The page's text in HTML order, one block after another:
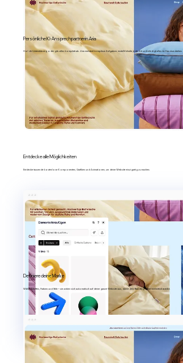
Persönliche KI-Ansprechpartnerin Aria
Hol dir Unterstützung oder gib alles komplett ab. Aria meistert komplexe Aufgaben, erstellt Inhalte jeder Art und erledigt alles im Handumdrehen.
Entdecke alle Möglichkeiten
Entdecke tausende kostenlose Komponenten, Grafiken und Animationen, um deine Website einzigartig zu machen.
Definiere deine Marke
Wähle Schriften, Farben und Stile – sie wirken sich automatisch auf deine ganze Website aus, damit dein Branding immer einheitlich bleibt.